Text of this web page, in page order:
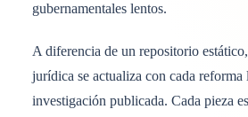
gubernamentales lentos.
A diferencia de un repositorio
jurídica se actualiza con cada reforma
investigación publicada. Cada pieza